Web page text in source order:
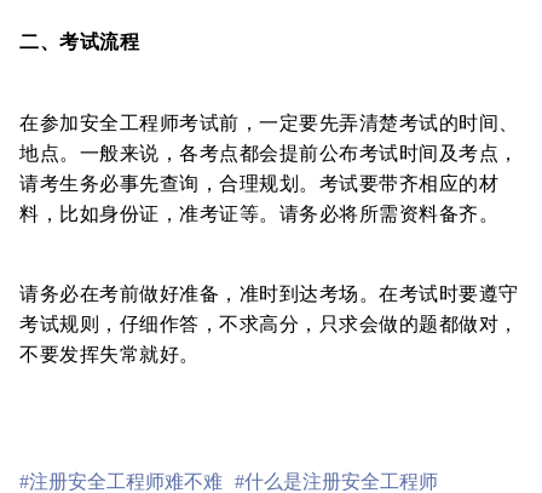
二、考试流程
在参加安全工程师考试前，一定要先弄清楚考试的时间、
地点。一般来说，各考点都会提前公布考试时间及考点，
请考生务必事先查询，合理规划。考试要带齐相应的材
料，比如身份证，准考证等。请务必将所需资料备齐。
请务必在考前做好准备，准时到达考场。在考试时要遵守
考试规则，仔细作答，不求高分，只求会做的题都做对，
不要发挥失常就好。
#注册安全工程师难不难 #什么是注册安全工程师